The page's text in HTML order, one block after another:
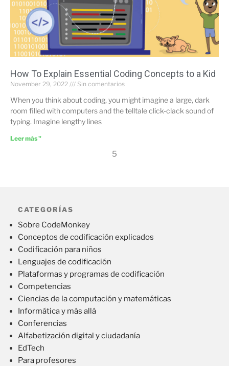
How To Explain Essential Coding Concepts to a Kid
November 29, 2022 Sin comentarios
When you think about coding, you might imagine a large, dark
room filled with computers and the telltale click-clack sound of
typing. Imagine lengthy lines
Leer más "
5
CATEGORÍAS
Sobre CodeMonkey
Conceptos de codificación explicados
Codificación para niños
Lenguajes de codificación
Plataformas y programas de codificación
Competencias
Ciencias de la computación y matemáticas
Informática y más allá
Conferencias
Alfabetización digital y ciudadanía
EdTech
Para profesores